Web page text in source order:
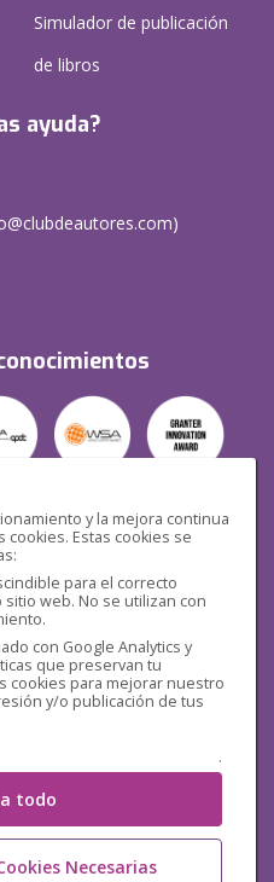
y la mejora continua
Estas cookies se
para el correcto
web. No se utilizan con
con Google Analytics y
que preservan tu
cookies para mejorar nuestro
y/o publicación de tus
.
todo
Necesarias
Simulador de publicación
de libros
ayuda?
)